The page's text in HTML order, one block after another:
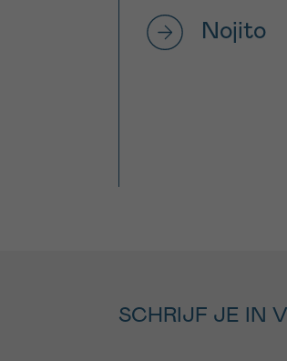
Nojito
SCHRIJF JE IN